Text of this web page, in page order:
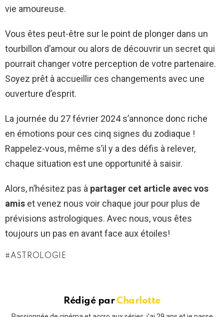
vie amoureuse.
Vous êtes peut-être sur le point de plonger dans un
tourbillon d’amour ou alors de découvrir un secret qui
pourrait changer votre perception de votre partenaire.
Soyez prêt à accueillir ces changements avec une
ouverture d’esprit.
La journée du 27 février 2024 s’annonce donc riche
en émotions pour ces cinq signes du zodiaque !
Rappelez-vous, même s’il y a des défis à relever,
chaque situation est une opportunité à saisir.
Alors, n’hésitez pas à partager cet article avec vos
amis et venez nous voir chaque jour pour plus de
prévisions astrologiques. Avec nous, vous êtes
toujours un pas en avant face aux étoiles!
ASTROLOGIE
Rédigé par Charlotte